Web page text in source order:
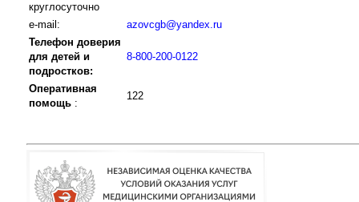
круглосуточно
e-mail:
azovcgb@yandex.ru
Телефон доверия
для детей и
подростков:
8-800-200-0122
Оперативная
помощь :
122